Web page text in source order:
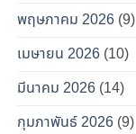
พฤษภาคม 2026 (9)
เมษายน 2026 (10)
มีนาคม 2026 (14)
กุมภาพันธ์ 2026 (9)